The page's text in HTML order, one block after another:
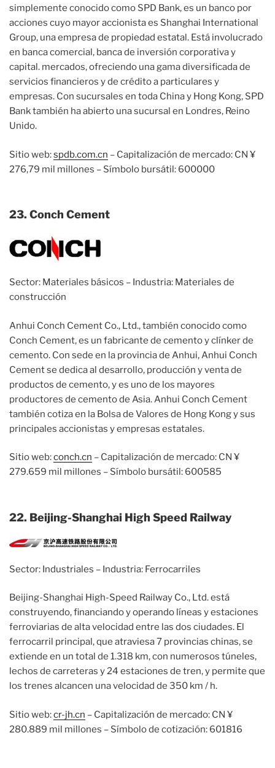
simplemente conocido como SPD Bank, es un banco por
acciones cuyo mayor accionista es Shanghai International
Group, una empresa de propiedad estatal. Está involucrado
en banca comercial, banca de inversión corporativa y
capital. mercados, ofreciendo una gama diversificada de
servicios financieros y de crédito a particulares y
empresas. Con sucursales en toda China y Hong Kong, SPD
Bank también ha abierto una sucursal en Londres, Reino
Unido.
Sitio web:spdb.com.cn – Capitalización de mercado: CN ¥
276,79 mil millones – Símbolo bursátil: 600000
23. Conch Cement
Sector: Materiales básicos – Industria: Materiales de
construcción
Anhui Conch Cement Co., Ltd., también conocido como
Conch Cement, es un fabricante de cemento y clínker de
cemento. Con sede en la provincia de Anhui, Anhui Conch
Cement se dedica al desarrollo, producción y venta de
productos de cemento, y es uno de los mayores
productores de cemento de Asia. Anhui Conch Cement
también cotiza en la Bolsa de Valores de Hong Kong y sus
principales accionistas y empresas estatales.
Sitio web:conch.cn – Capitalización de mercado: CN ¥
279.659 mil millones – Símbolo bursátil: 600585
22. Beijing-Shanghai High Speed Railway
Sector: Industriales – Industria: Ferrocarriles
Beijing-Shanghai High-Speed ​​Railway Co., Ltd. está
construyendo, financiando y operando líneas y estaciones
ferroviarias de alta velocidad entre las dos ciudades. El
ferrocarril principal, que atraviesa 7 provincias chinas, se
extiende en un total de 1.318 km, con numerosos túneles,
lechos de carreteras y 24 estaciones de tren, y permite que
los trenes alcancen una velocidad de 350 km / h.
Sitio web:cr-jh.cn – Capitalización de mercado: CN ¥
280.889 mil millones – Símbolo de cotización: 601816